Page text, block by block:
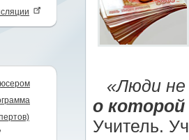
«Люди
о
Учитель.